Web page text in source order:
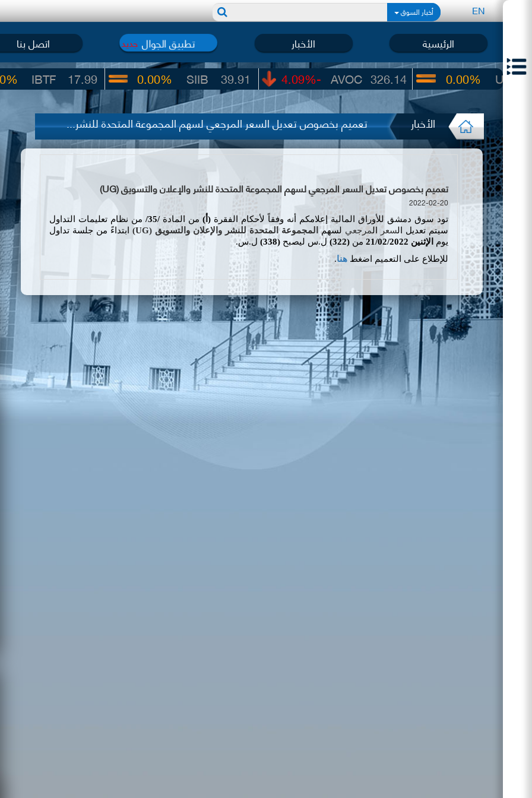
EN أخبار السوق
الرئيسية الأخبار تطبيق الجوال جديد اتصل بنا
17.99 39.91
SIIB
0.00% 326.14
AVOC
-4.09% 22.65
UIC
0.00%
الأخبار تعميم بخصوص تعديل السعر المرجعي لسهم المجموعة المتحدة للنشر...
تعميم بخصوص تعديل السعر المرجعي لسهم المجموعة المتحدة للنشر والإعلان والتسويق (UG)
2022-02-20
تود سوق دمشق للأوراق المالية إعلامكم أنه وفقاً لأحكام الفقرة (أ )من المادة/35/
من نظام تعليمات التداول
سيتم تعديل السعر المرجعي لسهم المجموعة المتحدة للنشر والإعلان والتسويق (UG
)
ابتداءً من جلسة تداول
يوم
الإثنين 21/02/2022 من (
322
)ل.س ليصبح (
338
)ل.س.
للإطلاع على التعميم اضغط هنا.